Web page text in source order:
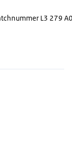
L3 279